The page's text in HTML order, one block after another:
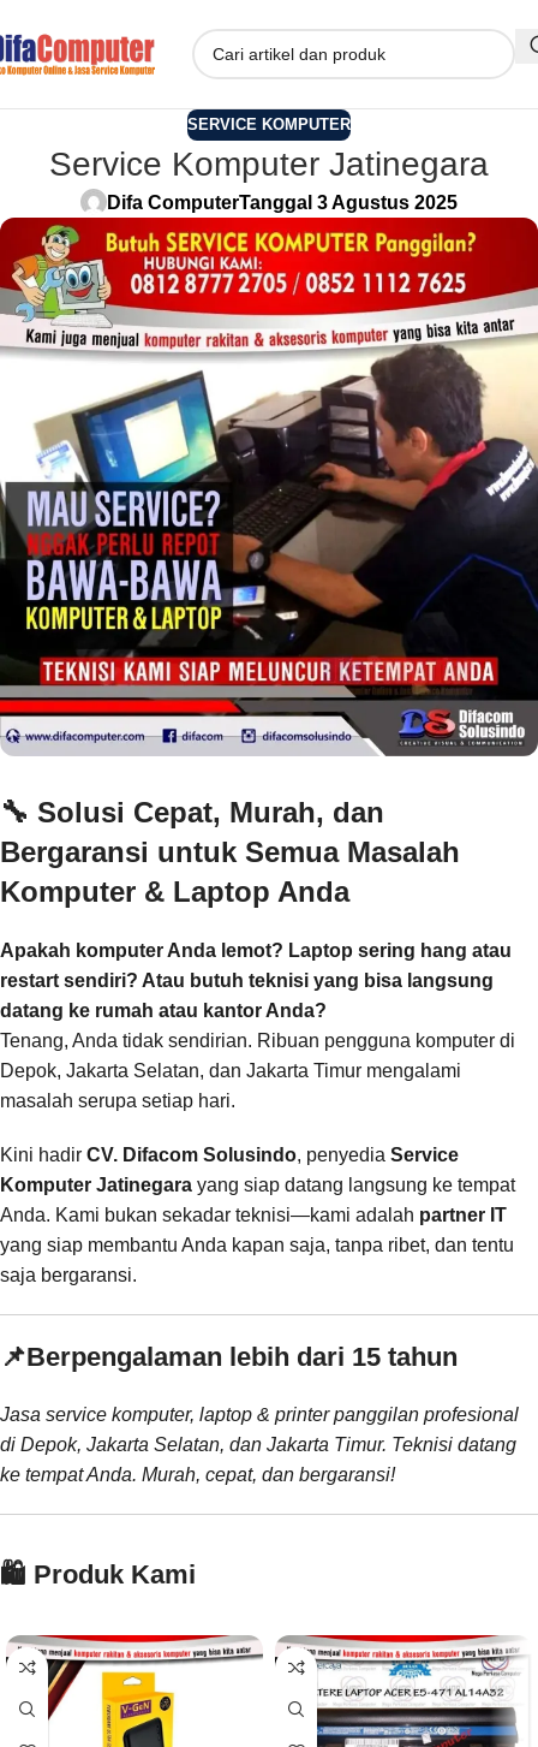
SERVICE KOMPUTER
Service Komputer Jatinegara
Difa ComputerTanggal 3 Agustus 2025
🔧 Solusi Cepat, Murah, dan
Bergaransi untuk Semua Masalah
Komputer & Laptop Anda
Apakah komputer Anda lemot? Laptop sering hang atau
restart sendiri? Atau butuh teknisi yang bisa langsung
datang ke rumah atau kantor Anda?
Tenang, Anda tidak sendirian. Ribuan pengguna komputer di
Depok, Jakarta Selatan, dan Jakarta Timur mengalami
masalah serupa setiap hari.
Kini hadir CV. Difacom Solusindo, penyedia Service
Komputer Jatinegara yang siap datang langsung ke tempat
Anda. Kami bukan sekadar teknisi—kami adalah partner IT
yang siap membantu Anda kapan saja, tanpa ribet, dan tentu
saja bergaransi.
📌Berpengalaman lebih dari 15 tahun
Jasa service komputer, laptop & printer panggilan profesional
di Depok, Jakarta Selatan, dan Jakarta Timur. Teknisi datang
ke tempat Anda. Murah, cepat, dan bergaransi!
🛍️ Produk Kami